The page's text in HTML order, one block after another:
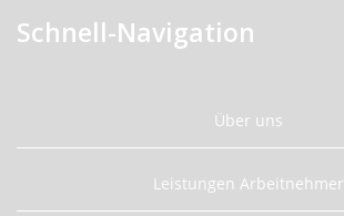
Schnell-Navigation
Über uns
Leistungen Arbeitnehmer